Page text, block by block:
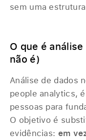
sem uma
O que é
não é)
Análise de dados
people analytics,
pessoas para
O objetivo é
evidências: em